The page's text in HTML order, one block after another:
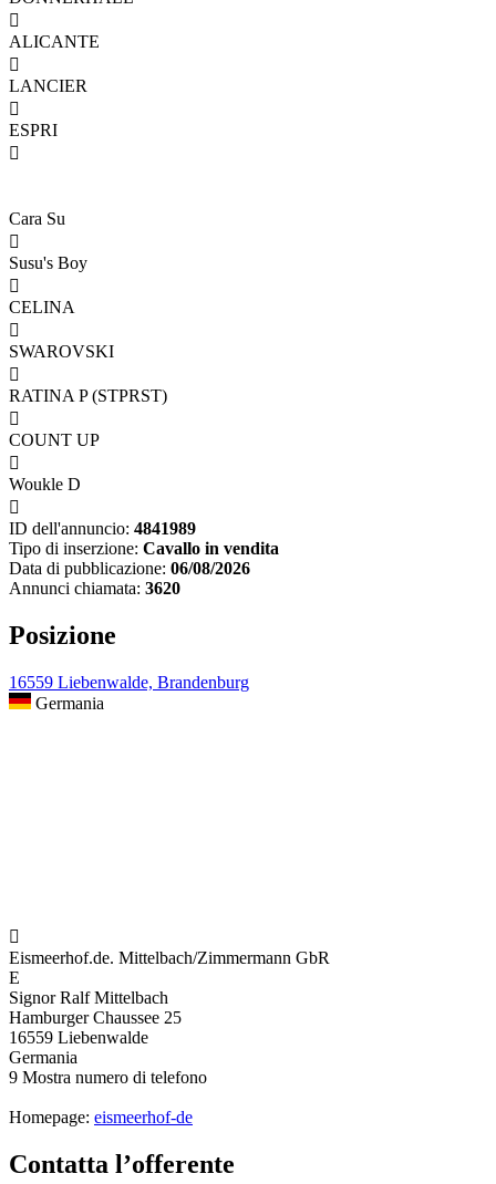

ALICANTE

LANCIER

ESPRI

Cara Su

Susu's Boy

CELINA

SWAROVSKI

RATINA P (STPRST)

COUNT UP

Woukle D

ID dell'annuncio: 4841989
Tipo di inserzione: Cavallo in vendita
Data di pubblicazione: 06/08/2026
Annunci chiamata: 3620
Posizione
16559 Liebenwalde, Brandenburg
Germania

Eismeerhof.de. Mittelbach/Zimmermann GbR
E
Signor Ralf Mittelbach
Hamburger Chaussee 25
16559 Liebenwalde
Germania
9 Mostra numero di telefono
Homepage: eismeerhof-de
Contatta l’offerente